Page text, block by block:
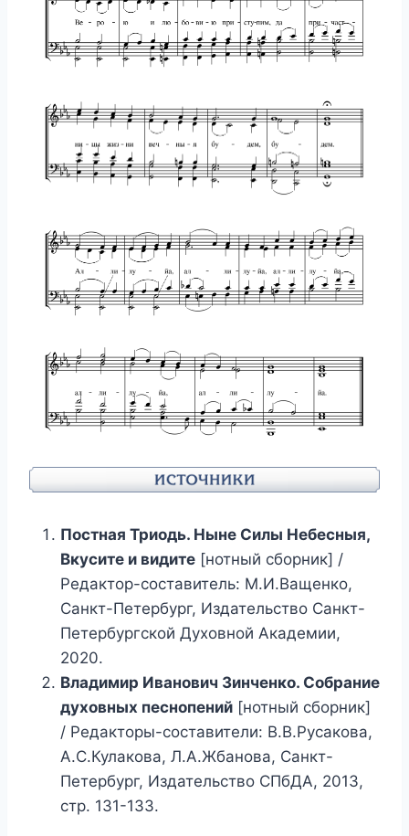
Постная Триодь. Ныне Силы Небесныя,
Вкусите и видите [нотный сборник] /
Редактор-составитель: М.И.Ващенко,
Санкт-Петербург, Издательство Санкт-
Петербургской Духовной Академии,
2020.
Владимир Иванович Зинченко. Собрание
духовных песнопений [нотный сборник]
/ Редакторы-составители: В.В.Русакова,
А.С.Кулакова, Л.А.Жбанова, Санкт-
Петербург, Издательство СПбДА, 2013,
стр. 131-133.